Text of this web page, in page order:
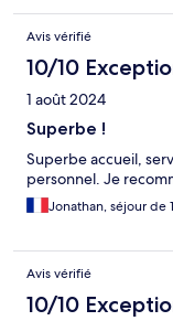
Avis vérifié
10/10
1 août 2024
Superbe !
Superbe accueil,
personnel. Je
Jonathan, séjour de
Avis vérifié
10/10